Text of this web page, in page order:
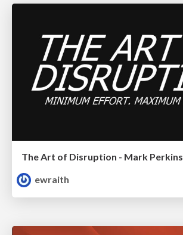
The Art of Disruption - Mark Perkins
ewraith